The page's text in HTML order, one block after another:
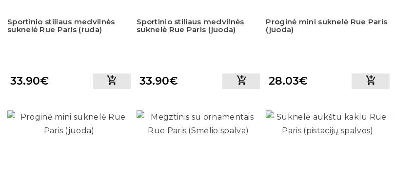
Sportinio stiliaus medvilnės
suknelė Rue Paris (ruda)
33.90€
Sportinio stiliaus medvilnės
suknelė Rue Paris (juoda)
33.90€
Proginė mini suknelė Rue Paris
(juoda)
28.03€